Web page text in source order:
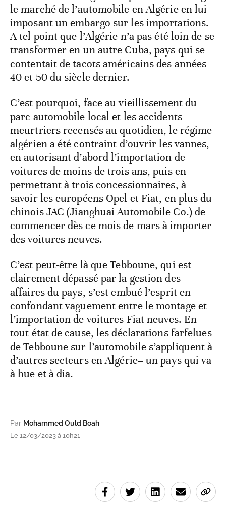
le marché de l’automobile en Algérie en lui
imposant un embargo sur les importations.
A tel point que l’Algérie n’a pas été loin de se
transformer en un autre Cuba, pays qui se
contentait de tacots américains des années
40 et 50 du siècle dernier.
C’est pourquoi, face au vieillissement du
parc automobile local et les accidents
meurtriers recensés au quotidien, le régime
algérien a été contraint d’ouvrir les vannes,
en autorisant d’abord l’importation de
voitures de moins de trois ans, puis en
permettant à trois concessionnaires, à
savoir les européens Opel et Fiat, en plus du
chinois JAC (Jianghuai Automobile Co.) de
commencer dès ce mois de mars à importer
des voitures neuves.
C’est peut-être là que Tebboune, qui est
clairement dépassé par la gestion des
affaires du pays, s’est embué l’esprit en
confondant vaguement entre le montage et
l’importation de voitures Fiat neuves. En
tout état de cause, les déclarations farfelues
de Tebboune sur l’automobile s’appliquent à
d’autres secteurs en Algérie– un pays qui va
à hue et à dia.
Par Mohammed Ould Boah
Le 12/03/2023 à 10h21